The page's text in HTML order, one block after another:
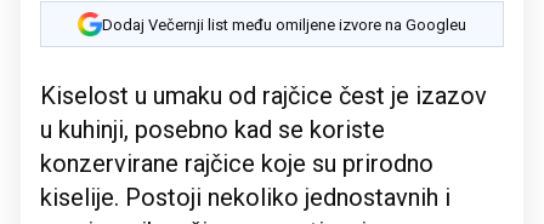
Dodaj Večernji list među omiljene izvore na Googleu
Kiselost u umaku od rajčice čest je izazov
u kuhinji, posebno kad se koriste
konzervirane rajčice koje su prirodno
kiselije. Postoji nekoliko jednostavnih i